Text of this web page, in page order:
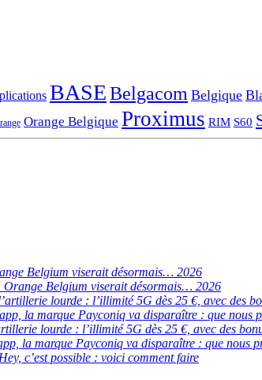
BASEBelgacom Belgique
Orange Belgique Proximus RIM S60
Belgium viserait désormais… 2026
Orange Belgium viserait désormais… 2026
lourde : l’illimité 5G dès 25 €, avec des
la marque Payconiq va disparaître : que nous
lourde : l’illimité 5G dès 25 €, avec des
la marque Payconiq va disparaître : que nous
c’est possible : voici comment faire